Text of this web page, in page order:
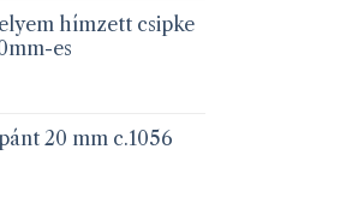
hímzett csipke
es
20 mm c.1056